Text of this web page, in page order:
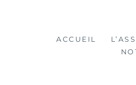
LAACCUEIL